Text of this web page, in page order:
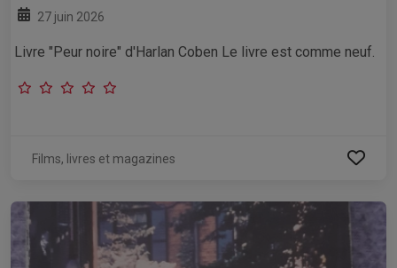
27 juin 2026
Livre "Peur noire" d'Harlan Coben Le livre est comme neuf.
Films, livres et magazines